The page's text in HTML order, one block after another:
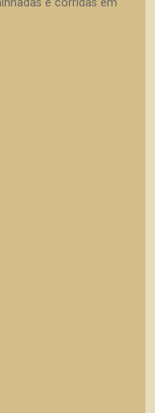
e corridas em